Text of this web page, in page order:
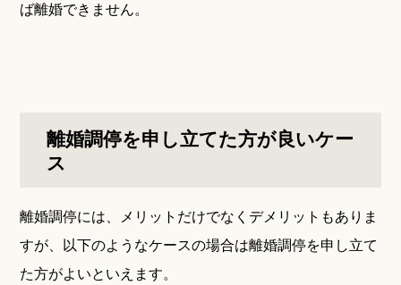
ば離婚できません。
離婚調停を申し立てた方が良いケー
ス
離婚調停には、メリットだけでなくデメリットもありま
すが、以下のようなケースの場合は離婚調停を申し立て
た方がよいといえます。